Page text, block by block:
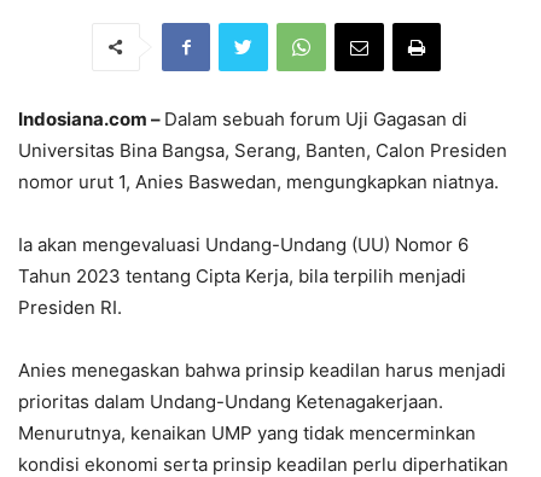
Indosiana.com – Dalam sebuah forum Uji Gagasan di
Universitas Bina Bangsa, Serang, Banten, Calon Presiden
nomor urut 1, Anies Baswedan, mengungkapkan niatnya.
Ia akan mengevaluasi Undang-Undang (UU) Nomor 6
Tahun 2023 tentang Cipta Kerja, bila terpilih menjadi
Presiden RI.
Anies menegaskan bahwa prinsip keadilan harus menjadi
prioritas dalam Undang-Undang Ketenagakerjaan.
Menurutnya, kenaikan UMP yang tidak mencerminkan
kondisi ekonomi serta prinsip keadilan perlu diperhatikan